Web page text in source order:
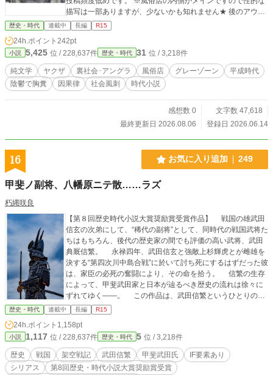
描写は一部ありますが、少ないかも知れません★ 後のアウト
ローガールズや山間討鬼伝に繋がる全ての派生の大元の作品
です☆ 初期作品ですのでおかしな部分は許して下され… ※当
作品で使用の写真は実在の人物では無く押絵用の生成画像で
す。 ※状況により非公開にさせて頂く場合も有ります、ご了
承下さい
歴史・時代 連載中 長編 R15
24h.ポイント 242pt
小説 5,425 位 / 228,637件 歴史・時代 31 位 / 3,218件
純文学 ヤクザ 裏社会･アングラ 風俗店 グレーゾーン
平成時代
陰鬱で胸糞
因果律 社会風刺 時代小説
感想数 0
文字数 47,618
最終更新日 2026.08.06
登録日 2026.06.14
16 お気に入り追加 249
甲斐ノ副将、八幡原ニテ散……ラズ
朽縄咲良
【第８回歴史時代小説大賞奨励賞受賞作品】 戦国の雄武田
信玄の次弟にして、“稀代の副将”として、同時代の戦国武将た
ちはもちろん、後代の歴史家の間でも評価の高い武将、武田
典厩信繁。 永禄四年、武田信玄と強敵上杉輝虎とが雌雄を
決する“第四次川中島合戦”に於いて討ち死にするはずだった彼
は、家臣の必死の奮闘により、その命を拾う。 信繁の生存
によって、甲斐武田家と日本が辿るべき歴史の流れは徐々に
ずれてゆく――。 この作品は、武田信繁というひとりの武
将の生存によって、史実とは異なっていく戦国時代を書い
た、大河if戦記である。 ＊ノベルアッププラス・小説家にな
ろうにも、同内容の作品を掲載しております（一部差異あ
り）。
歴史・時代 連載中 長編 R15
24h.ポイント 1,158pt
小説 1,117 位 / 228,637件 歴史・時代 5 位 / 3,218件
歴史 戦国 架空戦記 武田信繁 甲斐武田氏
IF要素あり
シリアス
第8回歴史・時代小説大賞奨励賞受賞